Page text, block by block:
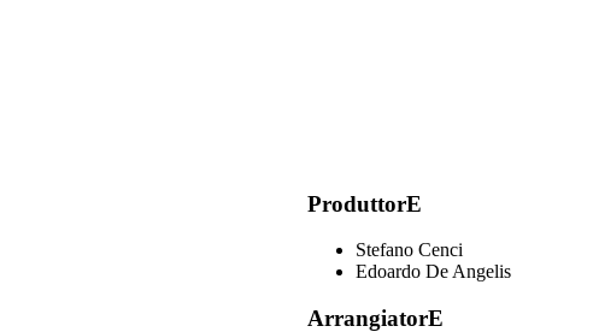
ProduttorE
Stefano Cenci
Edoardo De Angelis
ArrangiatorE